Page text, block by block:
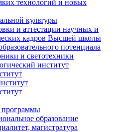
технологий и новых
культуры
и аттестации научных и
кадров Высшей школы
потенциала
и светотехники
институт
программы
образование
магистратура